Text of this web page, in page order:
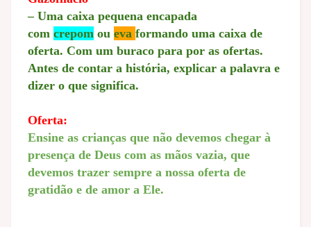
– Uma caixa pequena encapada
com crepom ou eva formando uma caixa de
oferta. Com um buraco para por as ofertas.
Antes de contar a história, explicar a palavra e
dizer o que significa.
Oferta:
Ensine as crianças que não devemos chegar à
presença de Deus com as mãos vazia, que
devemos trazer sempre a nossa oferta de
gratidão e de amor a Ele.